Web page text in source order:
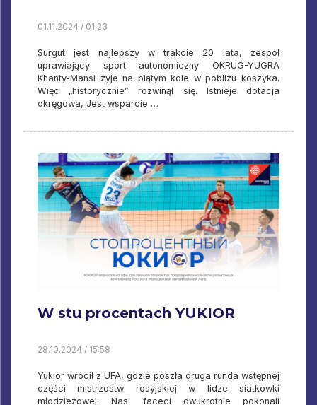
01.11.2024 / 01:23
Surgut jest najlepszy w trakcie 20 lata, zespół
uprawiający sport autonomiczny OKRUG-YUGRA
Khanty-Mansi żyje na piątym kole w pobliżu koszyka.
Więc „historycznie” rozwinął się. Istnieje dotacja
okręgowa, Jest wsparcie …
W stu procentach YUKIOR
28.10.2024 / 15:58
Yukior wrócił z UFA, gdzie poszła druga runda wstępnej
części mistrzostw rosyjskiej w lidze siatkówki
młodzieżowej. Nasi faceci dwukrotnie pokonali